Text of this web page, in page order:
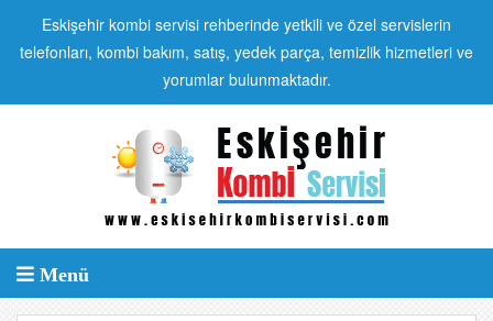
Eskişehir kombi servisi rehberinde yetkili ve özel servislerin
telefonları, kombi bakım, satış, yedek parça, temizlik hizmetleri ve
yorumlar bulunmaktadır.
Menü